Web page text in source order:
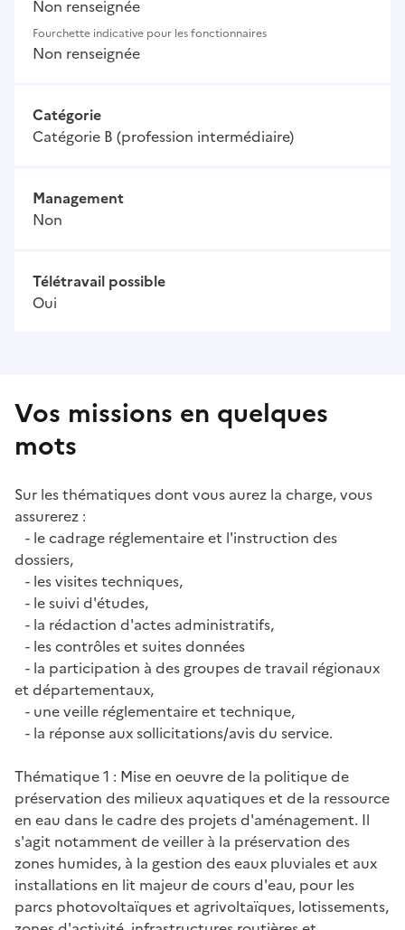
Non renseignée
Fourchette indicative pour les fonctionnaires
Non renseignée
Catégorie
Catégorie B (profession intermédiaire)
Management
Non
Télétravail possible
Oui
Vos missions en quelques
mots
Sur les thématiques dont vous aurez la charge, vous
assurerez :
- le cadrage réglementaire et l'instruction des
dossiers,
- les visites techniques,
- le suivi d'études,
- la rédaction d'actes administratifs,
- les contrôles et suites données
- la participation à des groupes de travail régionaux
et départementaux,
- une veille réglementaire et technique,
- la réponse aux sollicitations/avis du service.
Thématique 1 : Mise en oeuvre de la politique de
préservation des milieux aquatiques et de la ressource
en eau dans le cadre des projets d'aménagement. Il
s'agit notamment de veiller à la préservation des
zones humides, à la gestion des eaux pluviales et aux
installations en lit majeur de cours d'eau, pour les
parcs photovoltaïques et agrivoltaïques, lotissements,